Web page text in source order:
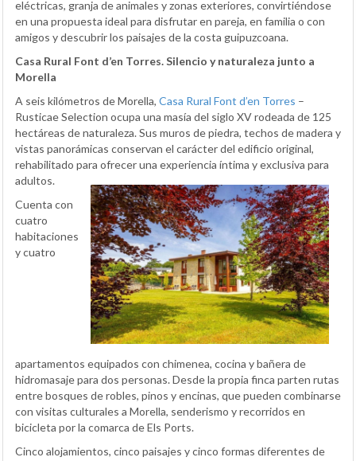
eléctricas, granja de animales y zonas exteriores, convirtiéndose
en una propuesta ideal para disfrutar en pareja, en familia o con
amigos y descubrir los paisajes de la costa guipuzcoana.
Casa Rural Font d’en Torres. Silencio y naturaleza junto a
Morella
A seis kilómetros de Morella, Casa Rural Font d’en Torres –
Rusticae Selection ocupa una masía del siglo XV rodeada de 125
hectáreas de naturaleza. Sus muros de piedra, techos de madera y
vistas panorámicas conservan el carácter del edificio original,
rehabilitado para ofrecer una experiencia íntima y exclusiva para
adultos.
Cuenta con
cuatro
habitaciones
y cuatro
apartamentos equipados con chimenea, cocina y bañera de
hidromasaje para dos personas. Desde la propia finca parten rutas
entre bosques de robles, pinos y encinas, que pueden combinarse
con visitas culturales a Morella, senderismo y recorridos en
bicicleta por la comarca de Els Ports.
Cinco alojamientos, cinco paisajes y cinco formas diferentes de